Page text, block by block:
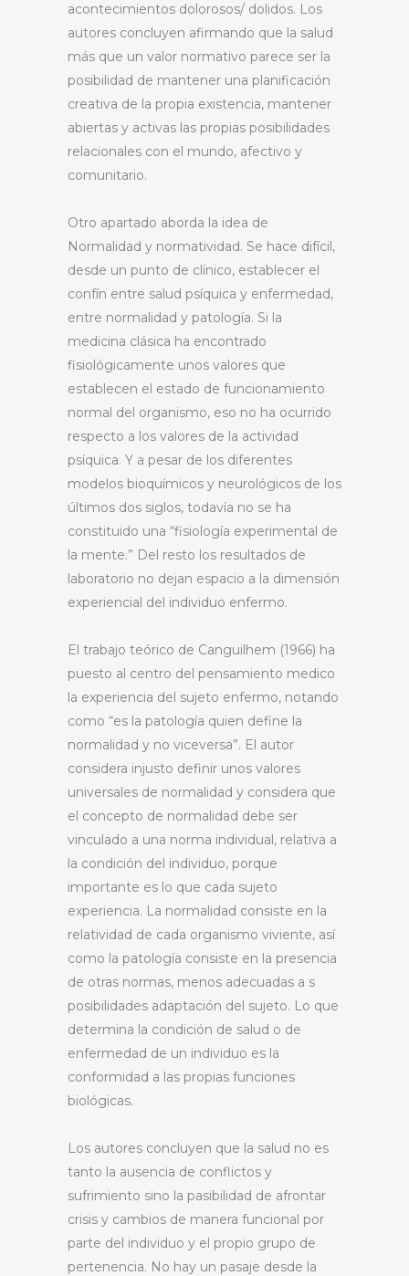
acontecimientos dolorosos/ dolidos. Los
autores concluyen afirmando que la salud
más que un valor normativo parece ser la
posibilidad de mantener una planificación
creativa de la propia existencia, mantener
abiertas y activas las propias posibilidades
relacionales con el mundo, afectivo y
comunitario.
Otro apartado aborda la idea de
Normalidad y normatividad. Se hace difícil,
desde un punto de clínico, establecer el
confín entre salud psíquica y enfermedad,
entre normalidad y patología. Si la
medicina clásica ha encontrado
fisiológicamente unos valores que
establecen el estado de funcionamiento
normal del organismo, eso no ha ocurrido
respecto a los valores de la actividad
psíquica. Y a pesar de los diferentes
modelos bioquímicos y neurológicos de los
últimos dos siglos, todavía no se ha
constituido una “fisiología experimental de
la mente.” Del resto los resultados de
laboratorio no dejan espacio a la dimensión
experiencial del individuo enfermo.
El trabajo teórico de Canguilhem (1966) ha
puesto al centro del pensamiento medico
la experiencia del sujeto enfermo, notando
como “es la patología quien define la
normalidad y no viceversa”. El autor
considera injusto definir unos valores
universales de normalidad y considera que
el concepto de normalidad debe ser
vinculado a una norma individual, relativa a
la condición del individuo, porque
importante es lo que cada sujeto
experiencia. La normalidad consiste en la
relatividad de cada organismo viviente, así
como la patología consiste en la presencia
de otras normas, menos adecuadas a s
posibilidades adaptación del sujeto. Lo que
determina la condición de salud o de
enfermedad de un individuo es la
conformidad a las propias funciones
biológicas.
Los autores concluyen que la salud no es
tanto la ausencia de conflictos y
sufrimiento sino la pasibilidad de afrontar
crisis y cambios de manera funcional por
parte del individuo y el propio grupo de
pertenencia. No hay un pasaje desde la